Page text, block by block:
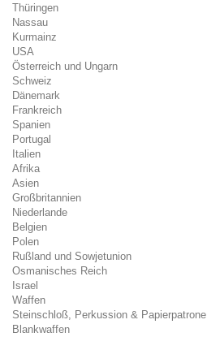
Thüringen
Nassau
Kurmainz
USA
Österreich und Ungarn
Schweiz
Dänemark
Frankreich
Spanien
Portugal
Italien
Afrika
Asien
Großbritannien
Niederlande
Belgien
Polen
Rußland und Sowjetunion
Osmanisches Reich
Israel
Waffen
Steinschloß, Perkussion & Papierpatrone
Blankwaffen